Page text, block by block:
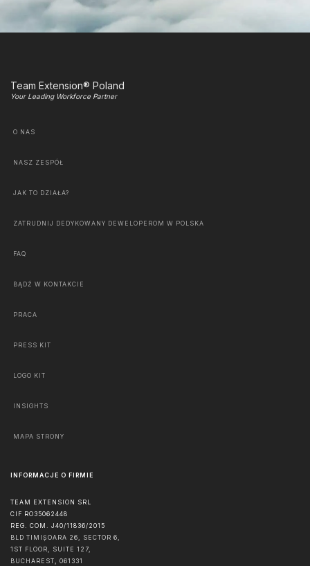
Team Extension® Poland
Your Leading Workforce Partner
O NAS
NASZ ZESPÓŁ
JAK TO DZIAŁA?
ZATRUDNIJ DEDYKOWANY DEWELOPEROM W POLSKA
FAQ
BĄDŹ W KONTAKCIE
PRACA
PRESS KIT
LOGO KIT
INSIGHTS
MAPA STRONY
INFORMACJE O FIRMIE
TEAM EXTENSION SRL
CIF RO35062448
REG. COM. J40/11836/2015
BLD TIMIȘOARA 26, SECTOR 6,
1ST FLOOR, SUITE 127,
BUCHAREST, 061331